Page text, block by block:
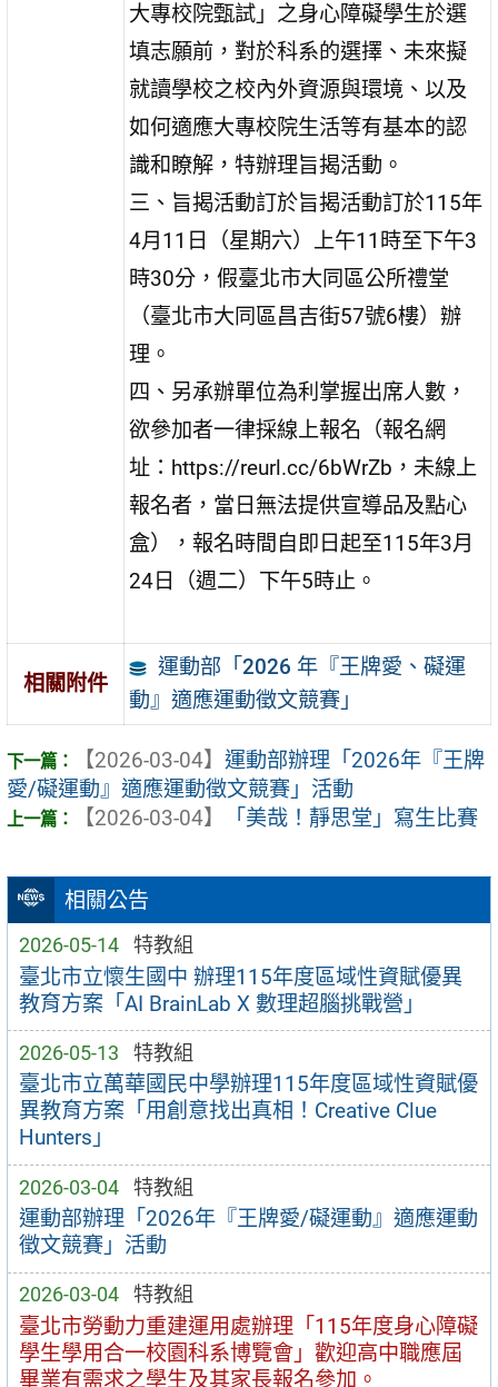
相關公告
2026-05-14 特教組
臺北市立懷生國中 辦理115年度區域性資賦優異
教育方案「AI BrainLab X 數理超腦挑戰營」
2026-05-13 特教組
臺北市立萬華國民中學辦理115年度區域性資賦優
異教育方案「用創意找出真相！Creative Clue
Hunters」
2026-03-04 特教組
運動部辦理「2026年『王牌愛/礙運動』適應運動
徵文競賽」活動
2026-03-04 特教組
臺北市勞動力重建運用處辦理「115年度身心障礙
學生學用合一校園科系博覽會」歡迎高中職應屆
畢業有需求之學生及其家長報名參加。
大專校院甄試」之身心障礙學生於選
填志願前，對於科系的選擇、未來擬
就讀學校之校內外資源與環境、以及
如何適應大專校院生活等有基本的認
識和瞭解，特辦理旨揭活動。
三、旨揭活動訂於旨揭活動訂於115年
4月11日（星期六）上午11時至下午3
時30分，假臺北市大同區公所禮堂
（臺北市大同區昌吉街57號6樓）辦
理。
四、另承辦單位為利掌握出席人數，
欲參加者一律採線上報名（報名網
址：https://reurl.cc/6bWrZb，未線上
報名者，當日無法提供宣導品及點心
盒），報名時間自即日起至115年3月
24日（週二）下午5時止。
相關附件
運動部「2026 年『王牌愛、礙運
動』適應運動徵文競賽」
【2026-03-04】 運動部辦理「2026年『王牌
愛/礙運動』適應運動徵文競賽」活動
【2026-03-04】
「美哉！靜思堂」寫生比賽